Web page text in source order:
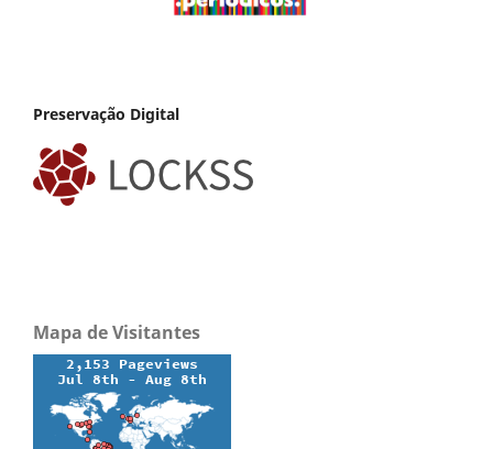
Preservação Digital
Mapa de Visitantes